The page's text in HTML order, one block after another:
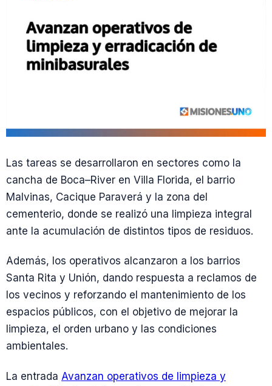
Las tareas se desarrollaron en sectores como la
cancha de Boca–River en Villa Florida, el barrio
Malvinas, Cacique Paraverá y la zona del
cementerio, donde se realizó una limpieza integral
ante la acumulación de distintos tipos de residuos.
Además, los operativos alcanzaron a los barrios
Santa Rita y Unión, dando respuesta a reclamos de
los vecinos y reforzando el mantenimiento de los
espacios públicos, con el objetivo de mejorar la
limpieza, el orden urbano y las condiciones
ambientales.
La entrada Avanzan operativos de limpieza y